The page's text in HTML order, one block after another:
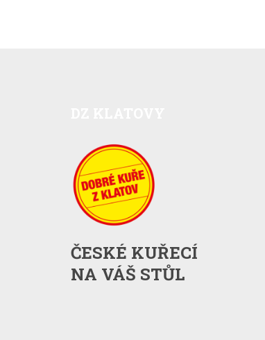
ČESKÉ KUŘECÍ
NA VÁŠ STŮL